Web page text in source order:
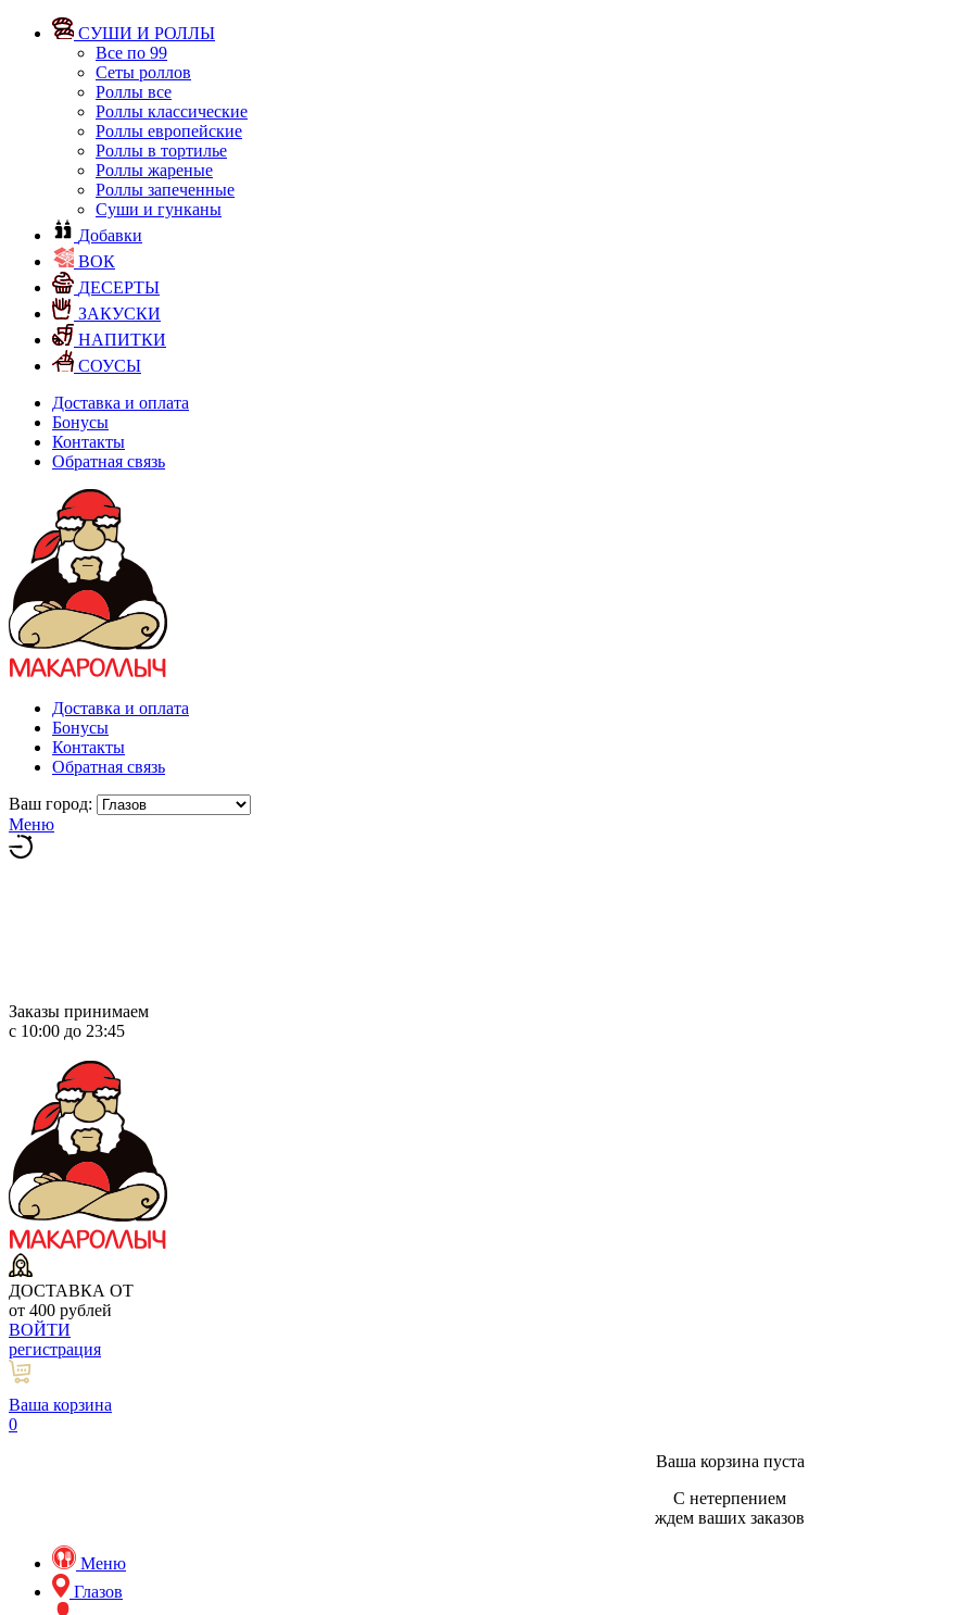
СУШИ И РОЛЛЫ
Все по 99
Сеты роллов
Роллы все
Роллы классические
Роллы европейские
Роллы в тортилье
Роллы жареные
Роллы запеченные
Суши и гунканы
Добавки
ВОК
ДЕСЕРТЫ
ЗАКУСКИ
НАПИТКИ
СОУСЫ
Доставка и оплата
Бонусы
Контакты
Обратная связь
Доставка и оплата
Бонусы
Контакты
Обратная связь
Ваш город:
Меню
Заказы принимаем
с 10:00 до 23:45
ДОСТАВКА ОТ
от 400 рублей
ВОЙТИ
регистрация
Ваша корзина
0
Ваша корзина пуста
С нетерпением
ждем ваших заказов
Меню
Глазов